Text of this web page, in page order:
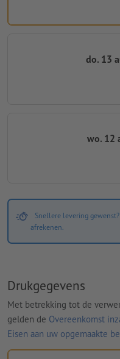
do. 13
wo. 12
Snellere levering
afrekenen.
Drukgegevens
Met betrekking tot de
gelden de Overeenkomst
Eisen aan uw opgemaakte